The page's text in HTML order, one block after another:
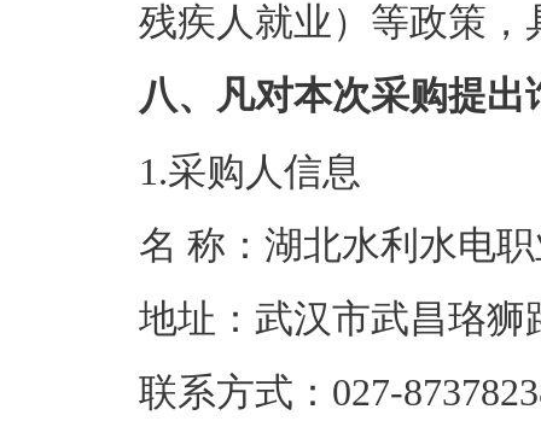
残疾人就业）等政策
八、凡对本次采购提
1.采购人信息
名 称：湖北水利
地址：武汉市
联系方式：